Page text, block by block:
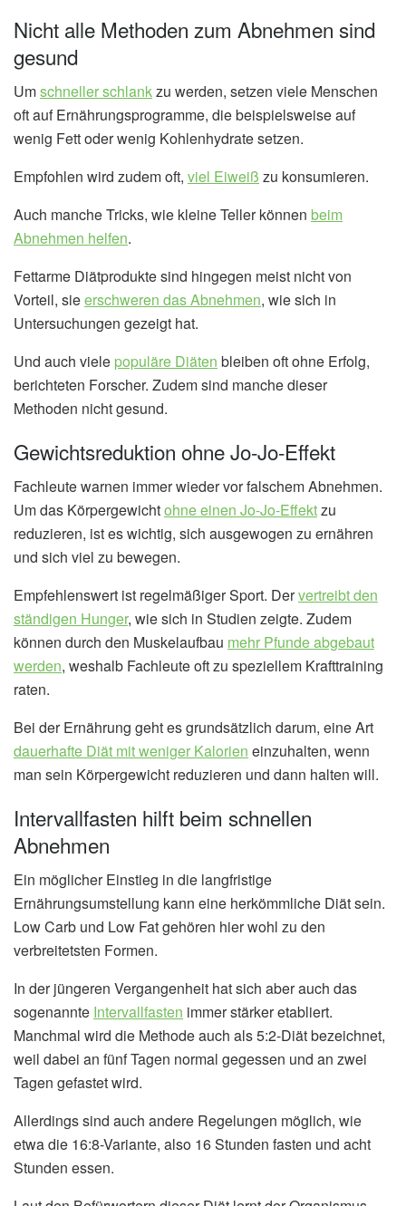
Nicht alle Methoden zum Abnehmen sind
gesund
Umschneller schlankzu werden, setzen viele Menschen
oft auf Ernährungsprogramme, die beispielsweise auf
wenig Fett oder wenig Kohlenhydrate setzen.
Empfohlen wird zudem oft, viel Eiweiß zu konsumieren.
Auch manche Tricks, wie kleine Teller können beim
Abnehmen helfen.
Fettarme Diätprodukte sind hingegen meist nicht von
Vorteil, sieerschweren das Abnehmen, wie sich in
Untersuchungen gezeigt hat.
Und auch viele populäre Diäten bleiben oft ohne Erfolg,
berichteten Forscher. Zudem sind manche dieser
Methoden nicht gesund.
Gewichtsreduktion ohne Jo-Jo-Effekt
Fachleute warnen immer wieder vor falschem Abnehmen.
Um das Körpergewichtohne einen Jo-Jo-Effektzu
reduzieren, ist es wichtig, sich ausgewogen zu ernähren
und sich viel zu bewegen.
Empfehlenswert ist regelmäßiger Sport. Dervertreibt den
ständigen Hunger, wie sich in Studien zeigte. Zudem
können durch den Muskelaufbau mehr Pfunde abgebaut
werden, weshalb Fachleute oft zu speziellem Krafttraining
raten.
Bei der Ernährung geht es grundsätzlich darum, eine Art
dauerhafte Diät mit weniger Kalorien einzuhalten, wenn
man sein Körpergewicht reduzieren und dann halten will.
Intervallfasten hilft beim schnellen
Abnehmen
Ein möglicher Einstieg in die langfristige
Ernährungsumstellung kann eine herkömmliche Diät sein.
Low Carb und Low Fat gehören hier wohl zu den
verbreitetsten Formen.
In der jüngeren Vergangenheit hat sich aber auch das
sogenannte Intervallfasten immer stärker etabliert.
Manchmal wird die Methode auch als 5:2-Diät bezeichnet,
weil dabei an fünf Tagen normal gegessen und an zwei
Tagen gefastet wird.
Allerdings sind auch andere Regelungen möglich, wie
etwa die 16:8-Variante, also 16 Stunden fasten und acht
Stunden essen.